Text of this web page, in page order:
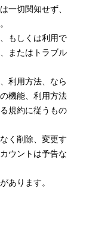
一切関知せず、
もしくは利用で
またはトラブル
利用方法、なら
機能、利用方法
規約に従うもの
く削除、変更す
ウントは予告な
あります。